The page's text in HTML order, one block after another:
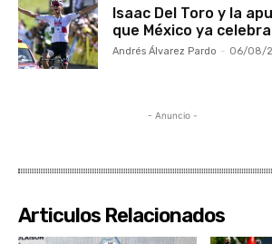
Isaac Del Toro y la
que México ya celebra
Andrés Álvarez Pardo - 06/08/
- Anuncio -
Articulos Relacionados